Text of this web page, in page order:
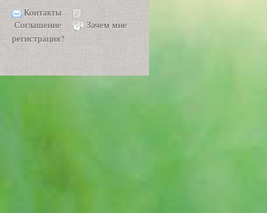
Контакты
Соглашение
Зачем мне
регистрация?